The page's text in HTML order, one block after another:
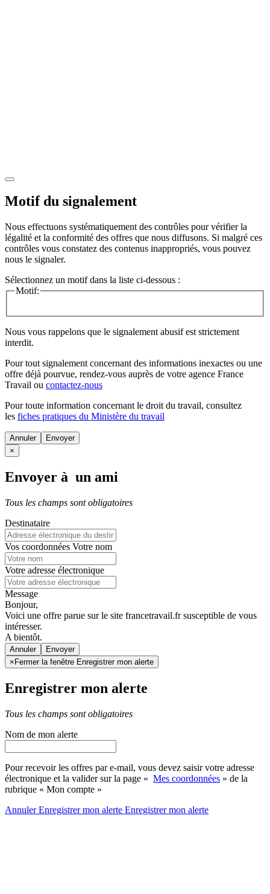
Motif du signalement
Nous effectuons systématiquement des contrôles pour vérifier la
légalité et la conformité des offres que nous diffusons. Si malgré ces
contrôles vous constatez des contenus inappropriés, vous pouvez
nous le signaler.
Sélectionnez un motif dans la liste ci-dessous :
Motif:
Nous vous rappelons que le signalement abusif est strictement
interdit.
Pour tout signalement concernant des informations inexactes ou une
offre déjà pourvue, rendez-vous auprès de votre agence France
Travail ou contactez-nous
Pour toute information concernant le droit du travail, consultez
les fiches pratiques du Ministère du travail
Annuler
×
Envoyer à un ami
Tous les champs sont obligatoires
Destinataire
Vos coordonnées Votre nom
Votre adresse électronique
Message
Bonjour,
Voici une offre parue sur le site francetravail.fr susceptible de vous
intéresser.
A bientôt.
Annuler
× Fermer la fenêtre Enregistrer mon alerte
Enregistrer mon alerte
Tous les champs sont obligatoires
Nom de mon alerte
Pour recevoir les offres par e-mail, vous devez saisir votre adresse
électronique et la valider sur la page « Mes coordonnées » de la
rubrique « Mon compte »
AnnulerEnregistrer mon alerte Enregistrermon alerte